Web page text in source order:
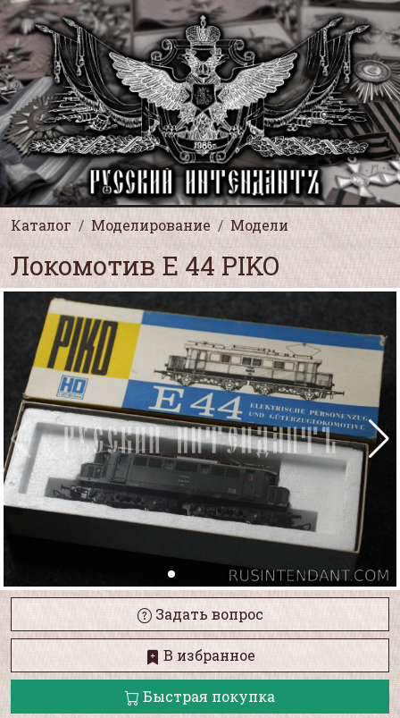
Каталог Моделирование Модели
Локомотив Е 44 PIKO
Задать вопрос
В избранное
Быстрая покупка